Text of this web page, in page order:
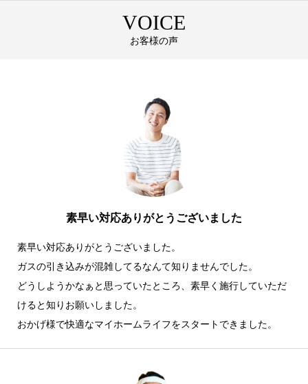
VOICE
お客様の声
素早い対応ありがとうございました
素早い対応ありがとうございました。
ガスの引き込みが混雑してるなんて知りませんでした。
どうしようかなぁと思っていたところ、素早く施行していただ
けると知りお願いしました。
おかげ様で快適なマイホームライフをスタートできました。